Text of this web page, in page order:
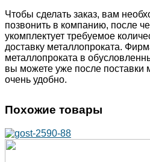
Чтобы сделать заказ, вам
позвонить в компанию, после
укомплектует требуемое
доставку металлопроката.
металлопроката в
вы можете уже после поставки
очень удобно.
Похожие товары